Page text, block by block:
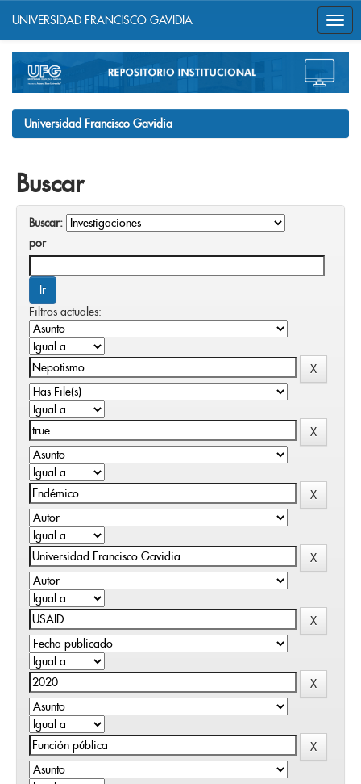
navigation
UNIVERSIDAD FRANCISCO GAVIDIA
Universidad Francisco Gavidia
Buscar
Buscar:
por
Filtros actuales: